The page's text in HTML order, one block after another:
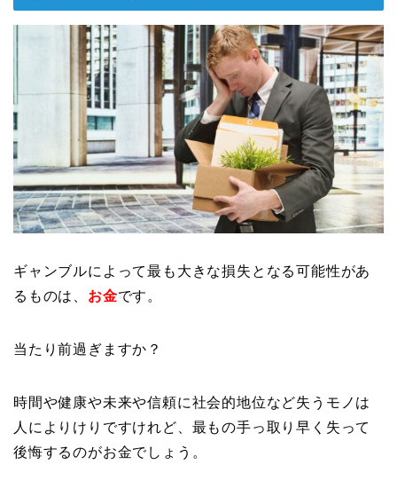
ギャンブルによって最も大きな損失となる可能性があ
るものは、 お金です。
当たり前過ぎますか？
時間や健康や未来や信頼に社会的地位など失うモノは
人によりけりですけれど、最もの手っ取り早く失って
後悔するのがお金でしょう。